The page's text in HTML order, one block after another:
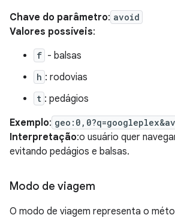
Chave do parâmetro: avoid
Valores possíveis:
f - balsas
h : rodovias
t : pedágios
Exemplo:
Interpretação:o usuário quer
evitando pedágios e balsas.
Modo de viagem
O modo de viagem representa o